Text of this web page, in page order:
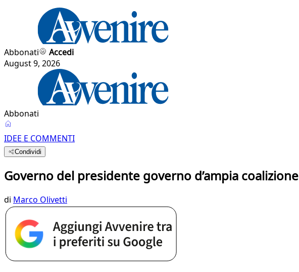
Abbonati
Accedi
August 9, 2026
Abbonati
IDEE E COMMENTI
Condividi
Governo del presidente governo d’ampia coalizione
di Marco Olivetti